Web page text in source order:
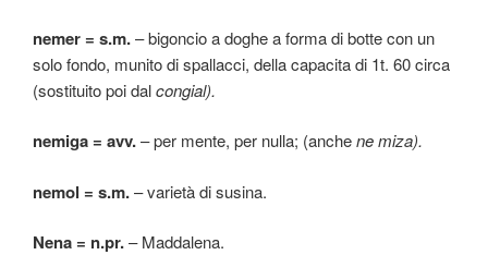
nemer = s.m.– bigoncio a doghe a forma di botte con un
solo fondo, munito di spallacci, della capacita di 1t. 60 circa
(sostituito poi dalcongial).
nemiga = avv.– per mente, per nulla; (anchene miza).
nemol = s.m.– varietà di susina.
Nena = n.pr.– Maddalena.